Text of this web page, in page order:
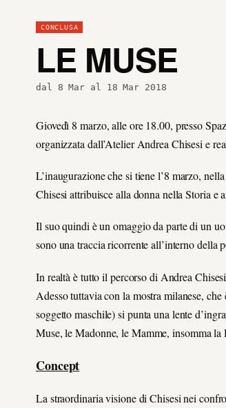
CONCLUSA
LE MUSE
dal 8 Mar al 18 Mar 2018
Giovedì 8 marzo, alle ore 18.00, presso
organizzata dall’Atelier Andrea Chisesi e
L’inaugurazione che si tiene l’8 marzo,
Chisesi attribuisce alla donna nella Storia e
Il suo quindi è un omaggio da parte di un
sono una traccia ricorrente all’interno della
In realtà è tutto il percorso di Andrea
Adesso tuttavia con la mostra milanese,
soggetto maschile) si punta una lente
Muse, le Madonne, le Mamme, insomma
Concept
La straordinaria visione di Chisesi nei